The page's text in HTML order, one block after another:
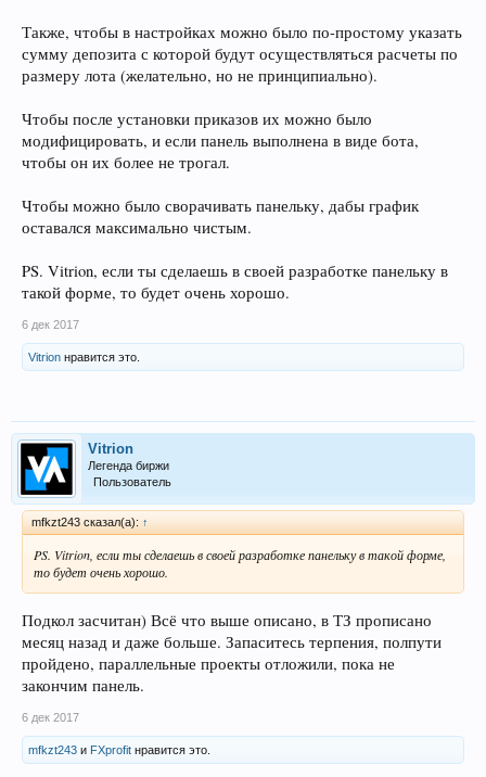
Также, чтобы в настройках можно было по-простому указать
сумму депозита с которой будут осуществляться расчеты по
размеру лота (желательно, но не принципиально).
Чтобы после установки приказов их можно было
модифицировать, и если панель выполнена в виде бота,
чтобы он их более не трогал.
Чтобы можно было сворачивать панельку, дабы график
оставался максимально чистым.
PS. Vitrion, если ты сделаешь в своей разработке панельку в
такой форме, то будет очень хорошо.
6 дек 2017
Vitrion нравится это.
Vitrion
Легенда биржи
Пользователь
mfkzt243 сказал(а): ↑
PS. Vitrion, если ты сделаешь в своей разработке панельку в такой форме,
то будет очень хорошо.
Подкол засчитан) Всё что выше описано, в ТЗ прописано
месяц назад и даже больше. Запаситесь терпения, полпути
пройдено, параллельные проекты отложили, пока не
закончим панель.
6 дек 2017
mfkzt243 и FXprofit нравится это.